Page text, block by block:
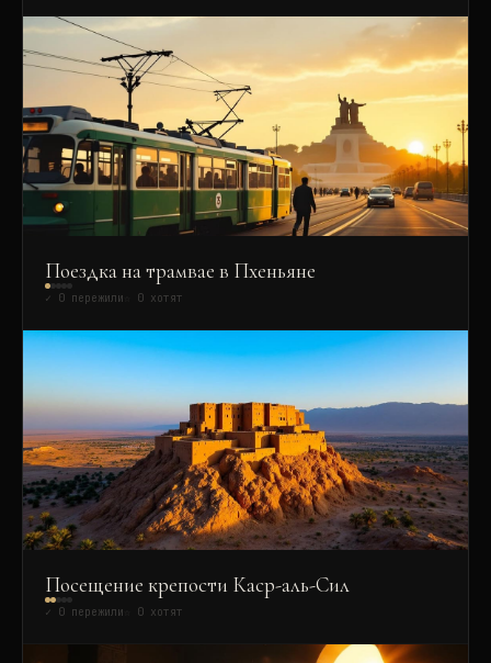
Поездка на трамвае в Пхеньяне
✓ 0 пережили 0 хотят
Посещение крепости Каср-аль-Сил
✓ 0 пережили 0 хотят